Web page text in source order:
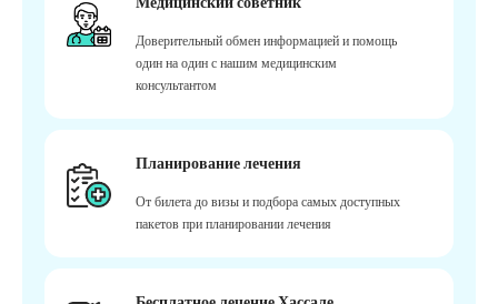
Доверительный обмен информацией и помощь
один на один с нашим медицинским
консультантом
Планирование лечения
От билета до визы и подбора самых доступных
пакетов при планировании лечения